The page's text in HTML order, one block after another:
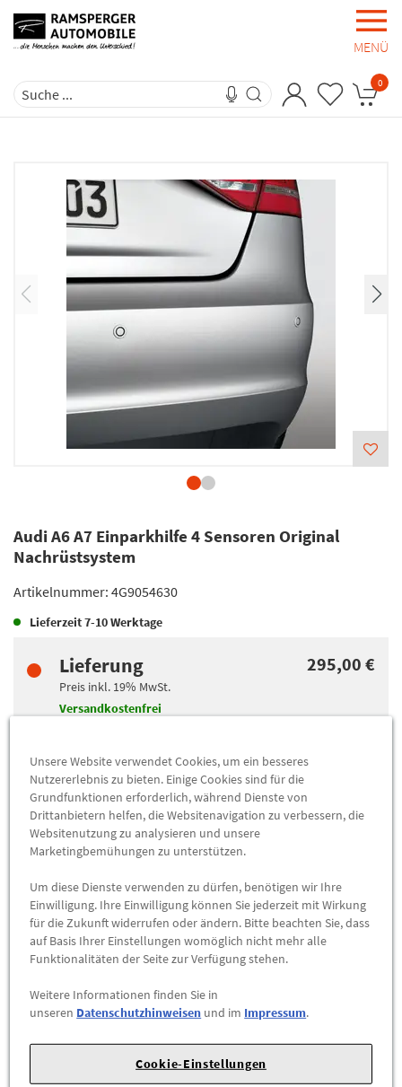
MENÜ
0
Audi A6 A7 Einparkhilfe 4 Sensoren Original
Nachrüstsystem
Artikelnummer: 4G9054630
Lieferzeit7-10 Werktage
Lieferung
Preis inkl. 19% MwSt.
Versandkostenfrei
295,00 €
Abholung
Preis inkl.19%MwSt.
Abholbar andiesen Standorten
295,00 €
-
Max. Bestellmenge:1
ZUM WARENKORB HINZUFÜGEN
Herstellerangaben: AUDI AG |Auto-Union-Str. 1 |
Ingolstadt |
beim sicheren und komfortablen Einparken. Das System
arbeitet mit vier Ultraschallsensoren, die den Abstand zu
Unsere Website verwendet Cookies, um ein besseres
Nutzererlebnis zu bieten. Einige Cookies sind für die
Grundfunktionen erforderlich, während Dienste von
Drittanbietern helfen, die Websitenavigation zu verbessern, die
Websitenutzung zu analysieren und unsere
Marketingbemühungen zu unterstützen.
Um diese Dienste verwenden zu dürfen, benötigen wir Ihre
Einwilligung. Ihre Einwilligung können Sie jederzeit mit Wirkung
für die Zukunft widerrufen oder ändern. Bitte beachten Sie, dass
auf Basis Ihrer Einstellungen womöglich nicht mehr alle
Funktionalitäten der Seite zur Verfügung stehen.
Weitere Informationen finden Sie in
unseren Datenschutzhinweisen und im Impressum.
Cookie-Einstellungen